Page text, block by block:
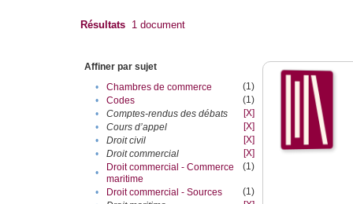
Résultats 1 document
Affiner par sujet
•
Chambres de commerce
(1)
•
Codes
(1)
•
Comptes-rendus des débats
[X]
•
Cours d’appel
[X]
•
Droit civil
[X]
•
Droit commercial
[X]
•
Droit commercial - Commerce
maritime
(1)
• Droit commercial - Sources
(1)